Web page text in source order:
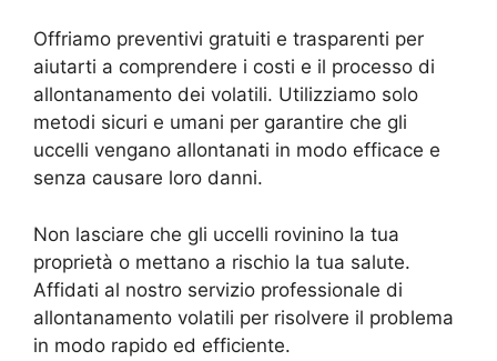
Offriamo preventivi gratuiti e trasparenti per
aiutarti a comprendere i costi e il processo di
allontanamento dei volatili. Utilizziamo solo
metodi sicuri e umani per garantire che gli
uccelli vengano allontanati in modo efficace e
senza causare loro danni.
Non lasciare che gli uccelli rovinino la tua
proprietà o mettano a rischio la tua salute.
Affidati al nostro servizio professionale di
allontanamento volatili per risolvere il problema
in modo rapido ed efficiente.